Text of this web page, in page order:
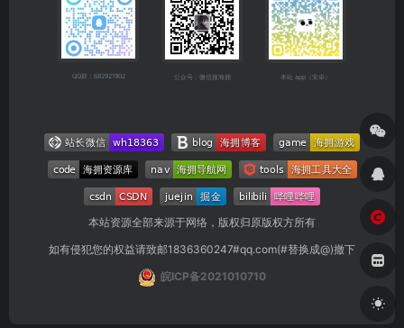
QQ群：682921902 公众号：微信搜海拥 本站 app（安卓）
本站资源全部来源于网络，版权归原版权方所有
如有侵犯您的权益请致邮1836360247#qq.com(#替换成@)撤下
皖ICP备2021010710